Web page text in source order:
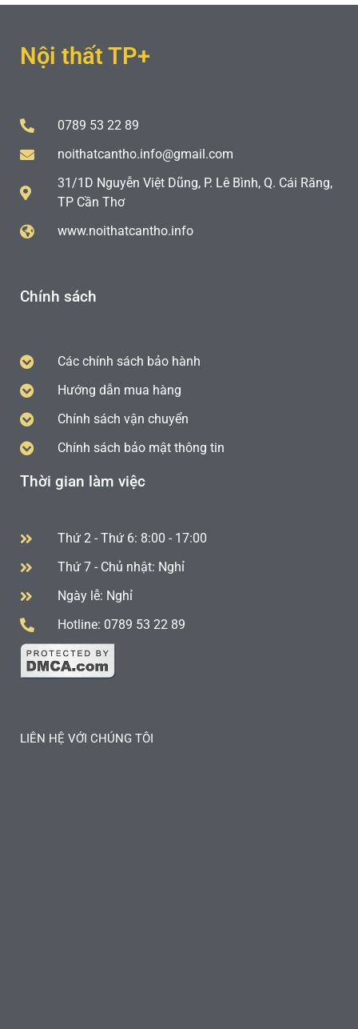
Nội thất TP+
0789 53 22 89
noithatcantho.info@gmail.com
31/1D Nguyễn Việt Dũng, P. Lê Bình, Q. Cái Răng,
TP Cần Thơ
www.noithatcantho.info
Chính sách
Các chính sách bảo hành
Hướng dẫn mua hàng
Chính sách vận chuyển
Chính sách bảo mật thông tin
Thời gian làm việc
Thứ 2 - Thứ 6: 8:00 - 17:00
Thứ 7 - Chủ nhật: Nghỉ
Ngày lễ: Nghỉ
Hotline: 0789 53 22 89
LIÊN HỆ VỚI CHÚNG TÔI